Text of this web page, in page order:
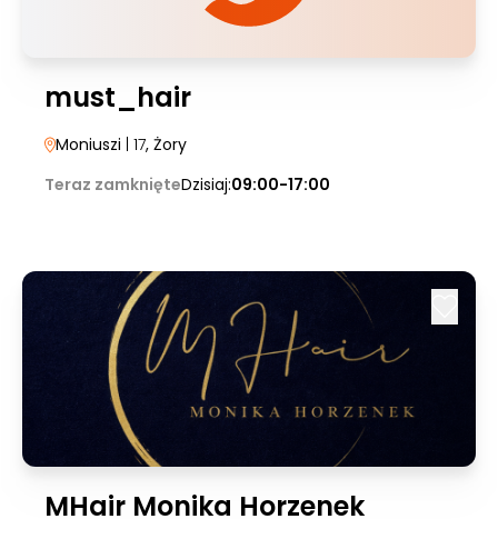
must_hair
Moniuszi | 17, Żory
Teraz zamknięteDzisiaj:09:00-17:00
MHair Monika Horzenek